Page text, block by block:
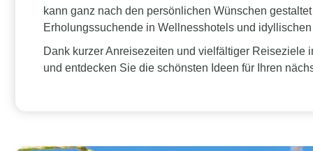
kann ganz nach den persönlichen Wünschen
Erholungssuchende in Wellnesshotels und
Dank kurzer Anreisezeiten und vielfältiger
und entdecken Sie die schönsten Ideen für Ihren